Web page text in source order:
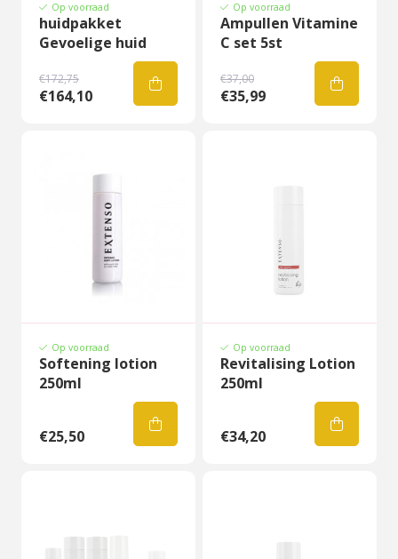
Op voorraad
huidpakket
Gevoelige huid
€172,75
€164,10
Op voorraad
Ampullen Vitamine
C set 5st
€37,00
€35,99
Op voorraad
Softening lotion
250ml
€25,50
Op voorraad
Revitalising Lotion
250ml
€34,20